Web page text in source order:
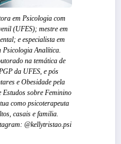
em Psicologia com
(UFES); mestre em
e especialista em
Analítica.
na temática de
da UFES, e pós
e Obesidade pela
sobre Feminino
como psicoterapeuta
casais e familia.
@kellytristao.psi